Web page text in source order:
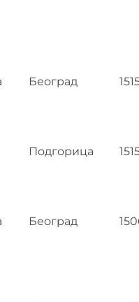
Београд
Подгорица
Београд